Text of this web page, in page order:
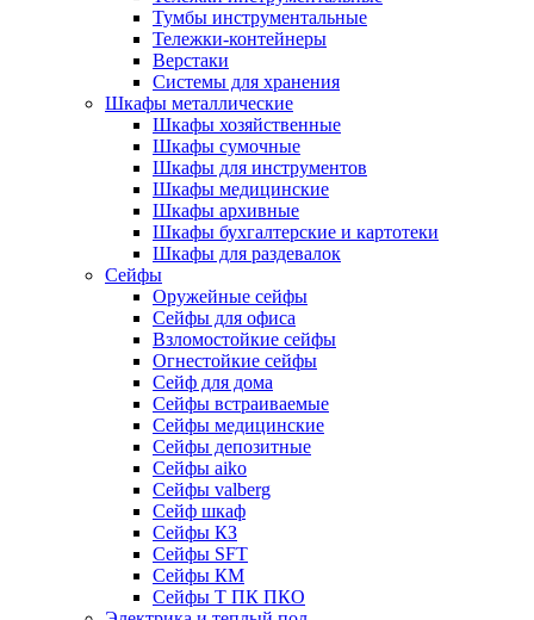
Тумбы инструментальные
Тележки-контейнеры
Верстаки
Системы для хранения
Шкафы металлические
Шкафы хозяйственные
Шкафы сумочные
Шкафы для инструментов
Шкафы медицинские
Шкафы архивные
Шкафы бухгалтерские и картотеки
Шкафы для раздевалок
Сейфы
Оружейные сейфы
Сейфы для офиса
Взломостойкие сейфы
Огнестойкие сейфы
Cейф для дома
Сейфы встраиваемые
Сейфы медицинские
Сейфы депозитные
Сейфы aiko
Сейфы valberg
Сейф шкаф
Сейфы КЗ
Сейфы SFT
Сейфы КМ
Сейфы Т ПК ПКО